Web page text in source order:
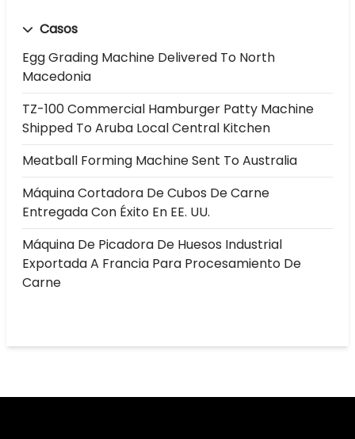
Casos
Egg Grading Machine Delivered To North
Macedonia
TZ-100 Commercial Hamburger Patty Machine
Shipped To Aruba Local Central Kitchen
Meatball Forming Machine Sent To Australia
Máquina Cortadora De Cubos De Carne
Entregada Con Éxito En EE. UU.
Máquina De Picadora De Huesos Industrial
Exportada A Francia Para Procesamiento De
Carne